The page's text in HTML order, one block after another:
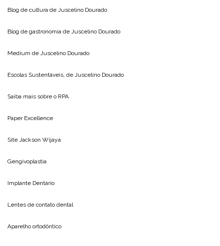
Blog de cultura de Juscelino Dourado
Blog de gastronomia de Juscelino Dourado
Medium de Juscelino Dourado
Escolas Sustentáveis, de Juscelino Dourado
Saiba mais sobre o RPA
Paper Excellence
Site Jackson Wijaya
Gengivoplastia
Implante Dentário
Lentes de contato dental
Aparelho ortodôntico